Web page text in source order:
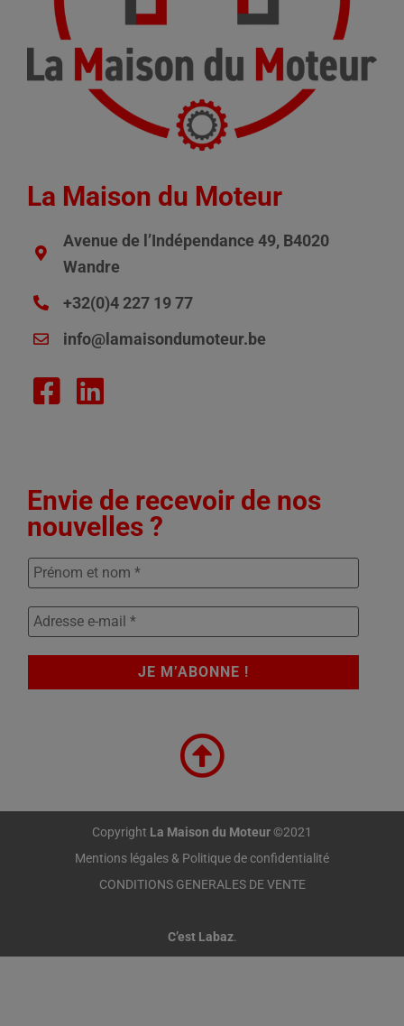
La Maison du Moteur
Avenue de l’Indépendance 49, B4020
Wandre
+32(0)4 227 19 77
info@lamaisondumoteur.be
Envie de recevoir de nos
nouvelles ?
Copyright La Maison du Moteur©2021
Mentions légales & Politique de confidentialité
CONDITIONS GENERALES DE VENTE
C’est Labaz.